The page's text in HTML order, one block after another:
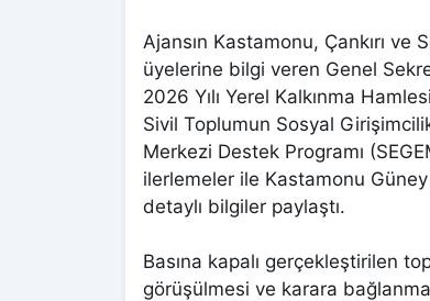
Ajansın Kastamonu, Çankırı
üyelerine bilgi veren Genel
2026 Yılı Yerel Kalkınma
Sivil Toplumun Sosyal
Merkezi Destek Programı
ilerlemeler ile Kastamonu
detaylı bilgiler paylaştı.
Basına kapalı gerçekleştirilen
görüşülmesi ve karara